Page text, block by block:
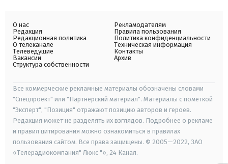
О нас
Редакция
Редакционная политика
О телеканале
Телеведущие
Вакансии
Структура собственности
Рекламодателям
Правила пользования
Политика конфиденциальности
Техническая информация
Контакты
Архив
Все коммерческие рекламные материалы обозначены словами
"Спецпроект" или "Партнерский материал". Материалы с пометкой
"Эксперт", "Позиция" отражают позицию авторов и героев.
Редакция может не разделять их взглядов. Подробнее о рекламе
и правил цитирования можно ознакомиться в правилах
пользования сайтом. Все права защищены. © 2005—2022, ЗАО
«Телерадиокомпания" Люкс "», 24 Канал.